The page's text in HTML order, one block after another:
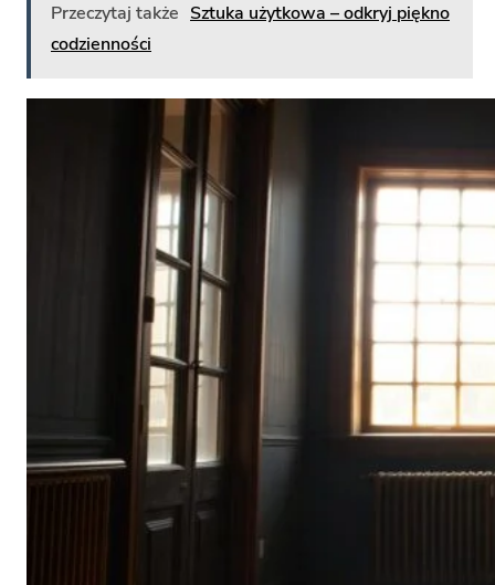
Przeczytaj także Sztuka użytkowa – odkryj piękno
codzienności